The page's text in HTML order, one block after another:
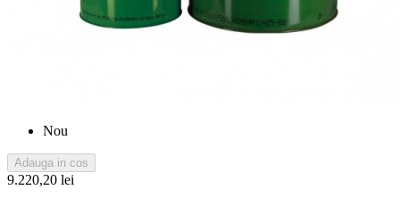
Nou
Adauga in cos
9.220,20 lei